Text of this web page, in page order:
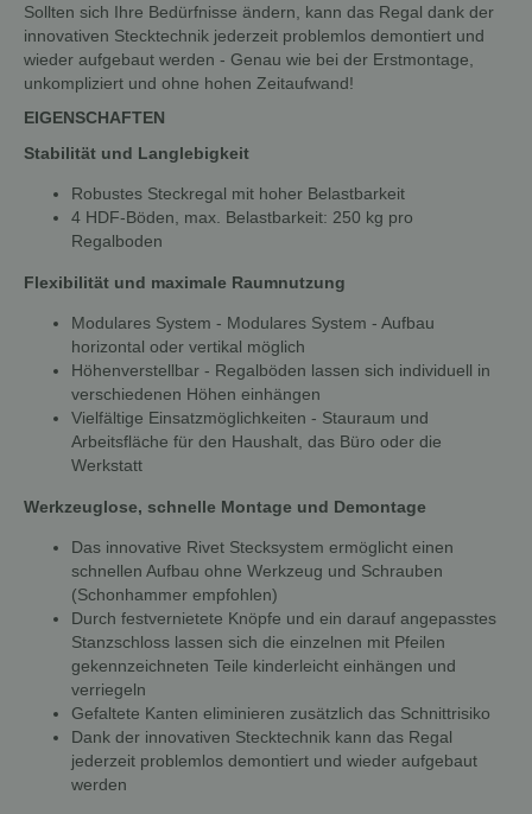
Sollten sich Ihre Bedürfnisse ändern, kann das Regal dank der
innovativen Stecktechnik jederzeit problemlos demontiert und
wieder aufgebaut werden - Genau wie bei der Erstmontage,
unkompliziert und ohne hohen Zeitaufwand!
EIGENSCHAFTEN
Stabilität und Langlebigkeit
Robustes Steckregal mit hoher Belastbarkeit
4 HDF-Böden, max. Belastbarkeit: 250 kg pro
Regalboden
Flexibilität und maximale Raumnutzung
Modulares System - Modulares System - Aufbau
horizontal oder vertikal möglich
Höhenverstellbar - Regalböden lassen sich individuell in
verschiedenen Höhen einhängen
Vielfältige Einsatzmöglichkeiten - Stauraum und
Arbeitsfläche für den Haushalt, das Büro oder die
Werkstatt
Werkzeuglose, schnelle Montage und Demontage
Das innovative Rivet Stecksystem ermöglicht einen
schnellen Aufbau ohne Werkzeug und Schrauben
(Schonhammer empfohlen)
Durch festvernietete Knöpfe und ein darauf angepasstes
Stanzschloss lassen sich die einzelnen mit Pfeilen
gekennzeichneten Teile kinderleicht einhängen und
verriegeln
Gefaltete Kanten eliminieren zusätzlich das Schnittrisiko
Dank der innovativen Stecktechnik kann das Regal
jederzeit problemlos demontiert und wieder aufgebaut
werden